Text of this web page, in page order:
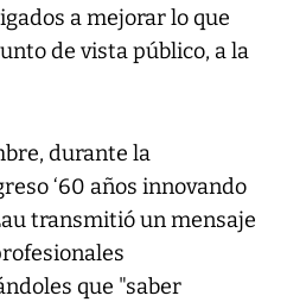
a mejorar lo que
de vista público, a la
durante la
‘60 años innovando
transmitió un mensaje
que "saber